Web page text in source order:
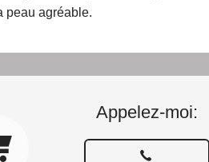
peau agréable.
Appelez-moi: